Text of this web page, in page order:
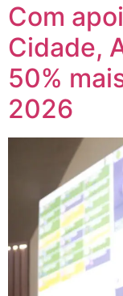
Com
Cidade,
50%
2026